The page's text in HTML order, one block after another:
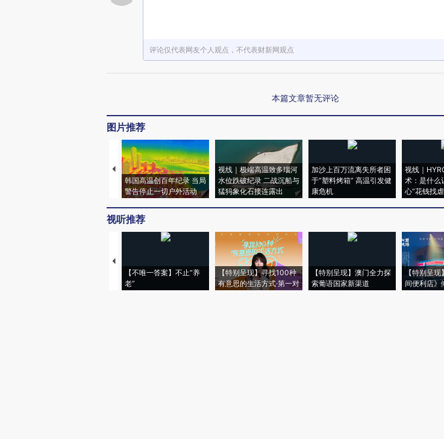
评论仅代表网友个人观点，不代表财新网观点
本篇文章暂无评论
图片推荐
韩国高温创百年纪录 当局
警告停止一切户外活动
视线｜极端高温致多瑙河
水位跌破纪录 二战沉船与
猛犸象化石接连露出
加沙上百万流离失所者困
于“塑料烤箱” 高温引发健
康危机
视线｜
术：是什么
心“花钱找虐
视听推荐
【不唯一答案】不止“养
老”
【特别呈现】寻找100种
有意思的生活方式·第一对
【特别呈现】澳门全力探
索葡语国家新渠道
【特别呈
间便利店》